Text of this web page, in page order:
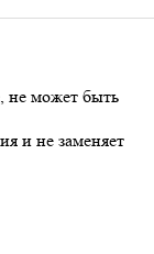
не может быть
и не заменяет